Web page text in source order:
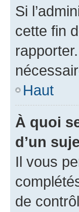
Si
cette fin
Haut
À quoi
d’un
Il vous
de